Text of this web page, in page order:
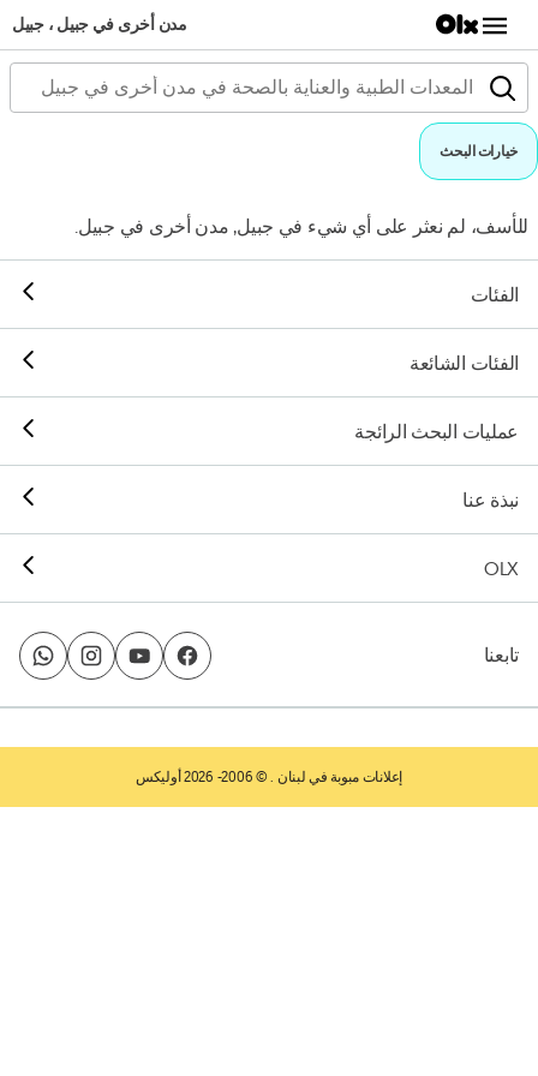
مدن أخرى في جبيل ، جبيل
خيارات البحث
للأسف، لم نعثر على أي شيء في جبيل, مدن أخرى في جبيل.
الفئات
الفئات الشائعة
عمليات البحث الرائجة
نبذة عنا
OLX
تابعنا
إعلانات مبوبة في لبنان . © 2006- 2026 أوليكس